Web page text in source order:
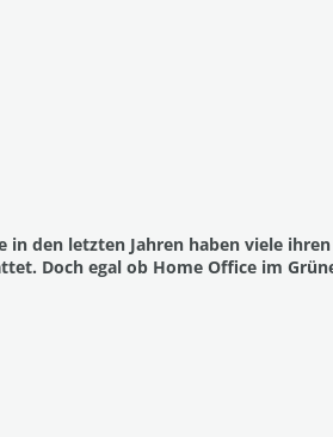
in den letzten Jahren haben viele
Doch egal ob Home Office im